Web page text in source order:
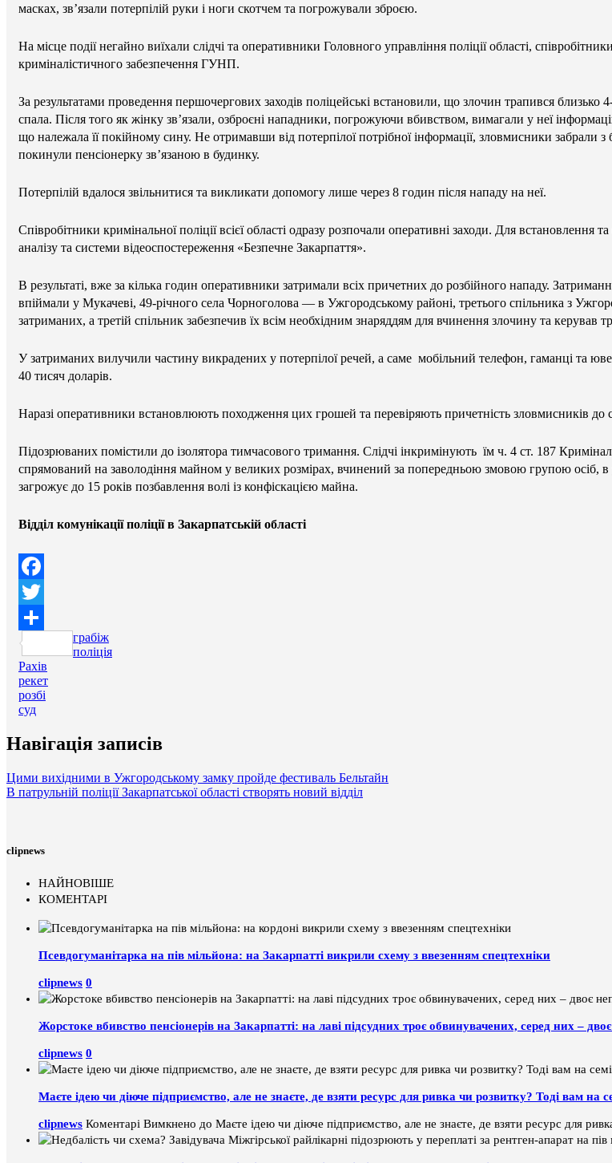
масках, звʼязали потерпілій руки і ноги скотчем та погрожували зброєю.
На місце події негайно виїхали слідчі та оперативники Головного управління поліції області,
криміналістичного забезпечення ГУНП.
За результатами проведення першочергових заходів поліцейські встановили, що злочин трапився
спала. Після того як жінку звʼязали, озброєні нападники, погрожуючи вбивством, вимагали у неї
що належала її покійному сину. Не отримавши від потерпілої потрібної інформації, зловмисники
покинули пенсіонерку звʼязаною в будинку.
Потерпілій вдалося звільнитися та викликати допомогу лише через 8 годин після нападу на неї.
Співробітники кримінальної поліції всієї області одразу розпочали оперативні заходи. Для
аналізу та системи відеоспостереження «Безпечне Закарпаття».
В результаті, вже за кілька годин оперативники затримали всіх причетних до розбійного нападу.
впіймали у Мукачеві, 49-річного села Чорноголова — в Ужгородському районі, третього спільника з
затриманих, а третій спільник забезпечив їх всім необхідним знаряддям для вчинення злочину та керував
У затриманих вилучили частину викрадених у потерпілої речей, а саме мобільний телефон, гаманці та
40 тисяч доларів.
Наразі оперативники встановлюють походження цих грошей та перевіряють причетність зловмисників до
Підозрюваних помістили до ізолятора тимчасового тримання. Слідчі інкримінують їм ч. 4 ст. 187
спрямований на заволодіння майном у великих розмірах, вчинений за попередньою змовою групою осіб,
загрожує до 15 років позбавлення волі із конфіскацією майна.
Відділ комунікації поліції в Закарпатській області
Facebook
Twitter
Поділитися
грабіж
поліція
Рахів
рекет
розбі
суд
Навігація записів
Цими вихідними в Ужгородському замку пройде фестиваль Бельтайн
В патрульній поліції Закарпатської області створять новий відділ
clipnews
НАЙНОВІШЕ
КОМЕНТАРІ
Псевдогуманітарка на пів мільйона: на Закарпатті викрили схему з ввезенням спецтехніки
clipnews 0
Жорстоке вбивство пенсіонерів на Закарпатті: на лаві підсудних троє обвинувачених, серед них – двоє
clipnews 0
Маєте ідею чи діюче підприємство, але не знаєте, де взяти ресурс для ривка чи розвитку? Тоді вам на
clipnews Коментарі Вимкнено до Маєте ідею чи діюче підприємство, але не знаєте, де взяти ресурс для